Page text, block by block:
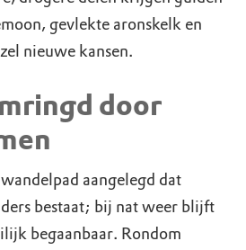
gevlekte aronskelk en
nieuwe kansen.
door
aangelegd dat
bestaat; bij nat weer blijft
begaanbaar. Rondom